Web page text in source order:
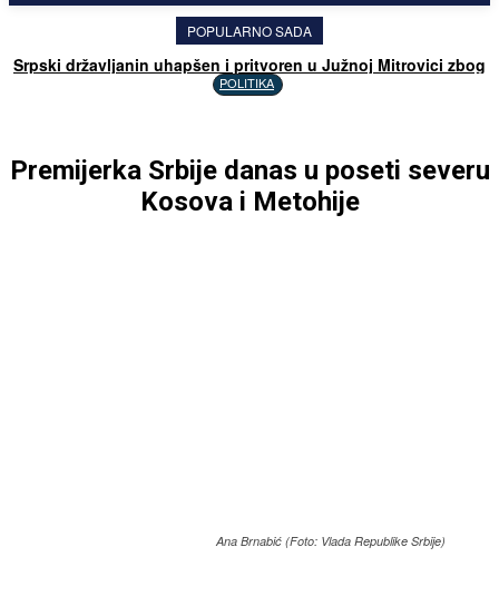
POPULARNO SADA
Srpski državljanin uhapšen i pritvoren u Južnoj Mitrovici zbog
davanja 20 evra policajcu
POLITIKA
Premijerka Srbije danas u poseti severu
Kosova i Metohije
Ana Brnabić (Foto: Vlada Republike Srbije)